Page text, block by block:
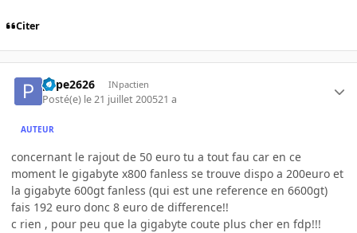
Citer
pepe2626 INpactien
Posté(e) le 21 juillet 200521 a
AUTEUR
concernant le rajout de 50 euro tu a tout fau car en ce
moment le gigabyte x800 fanless se trouve dispo a 200euro et
la gigabyte 600gt fanless (qui est une reference en 6600gt)
fais 192 euro donc 8 euro de difference!!
c rien , pour peu que la gigabyte coute plus cher en fdp!!!